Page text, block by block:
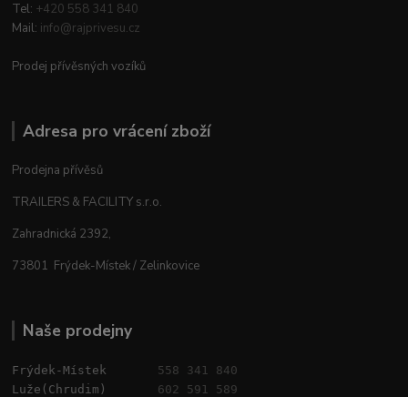
Tel: +420 558 341 840
Mail: info@rajprivesu.cz
Prodej přívěsných vozíků
Adresa pro vrácení zboží
Prodejna přívěsů
TRAILERS & FACILITY s.r.o.
Zahradnická 2392,
73801 Frýdek-Místek / Zelinkovice
Naše prodejny
Frýdek-Místek 558 341 840
Luže(Chrudim) 602 591 589